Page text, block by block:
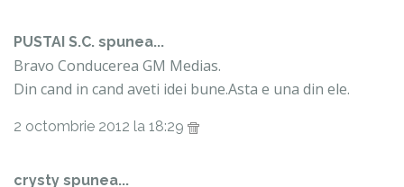
PUSTAI S.C. spunea...
Bravo Conducerea GM Medias.
Din cand in cand aveti idei bune.Asta e una din ele.
2 octombrie 2012 la 18:29
crysty spunea...